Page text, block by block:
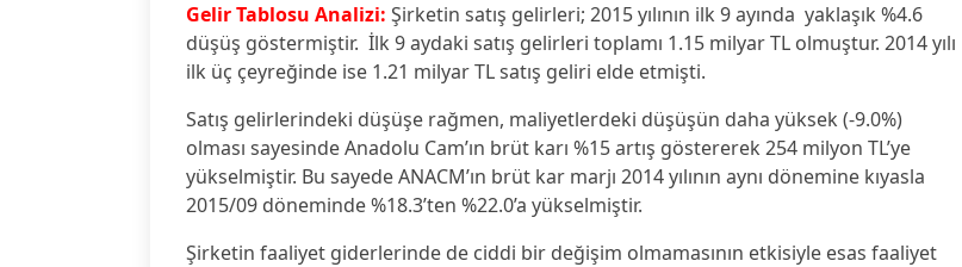
Gelir Tablosu Analizi: Şirketin satış gelirleri; 2015 yılının ilk 9 ayında yaklaşık %4.6
düşüş göstermiştir. İlk 9 aydaki satış gelirleri toplamı 1.15 milyar TL olmuştur. 2014 yılı
ilk üç çeyreğinde ise 1.21 milyar TL satış geliri elde etmişti.
Satış gelirlerindeki düşüşe rağmen, maliyetlerdeki düşüşün daha yüksek (-9.0%)
olması sayesinde Anadolu Cam’ın brüt karı %15 artış göstererek 254 milyon TL’ye
yükselmiştir. Bu sayede ANACM’ın brüt kar marjı 2014 yılının aynı dönemine kıyasla
2015/09 döneminde %18.3’ten %22.0’a yükselmiştir.
Şirketin faaliyet giderlerinde de ciddi bir değişim olmamasının etkisiyle esas faaliyet